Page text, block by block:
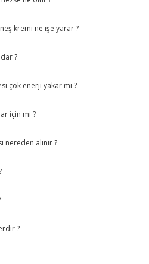
kremi ne işe yarar ?
?
çok enerji yakar mı ?
için mi ?
nereden alınır ?
?